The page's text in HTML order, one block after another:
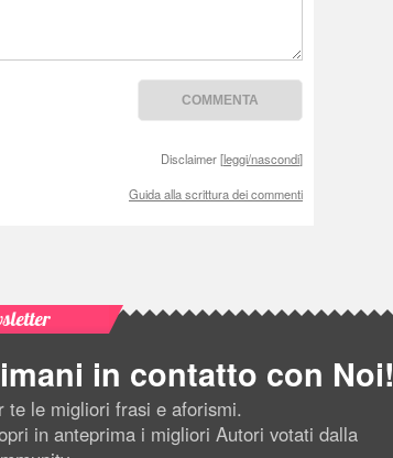
Disclaimer [leggi/nascondi]
Guida alla scrittura dei commenti
in contatto con Noi!
te le migliori frasi e aforismi.
in anteprima i migliori Autori votati dalla